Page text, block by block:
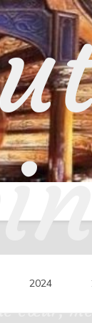
cœur,
2024